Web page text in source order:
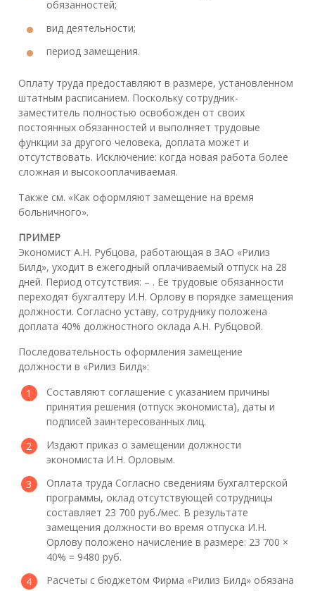
обязанностей;
вид деятельности;
период замещения.
Оплату труда предоставляют в размере, установленном
штатным расписанием. Поскольку сотрудник-
заместитель полностью освобожден от своих
постоянных обязанностей и выполняет трудовые
функции за другого человека, доплата может и
отсутствовать. Исключение: когда новая работа более
сложная и высокооплачиваемая.
Также см. «Как оформляют замещение на время
больничного».
ПРИМЕР
Экономист А.Н. Рубцова, работающая в ЗАО «Рилиз
Билд», уходит в ежегодный оплачиваемый отпуск на 28
дней. Период отсутствия: – . Ее трудовые обязанности
переходят бухгалтеру И.Н. Орлову в порядке замещения
должности. Согласно уставу, сотруднику положена
доплата 40% должностного оклада А.Н. Рубцовой.
Последовательность оформления замещение
должности в «Рилиз Билд»:
Составляют соглашение с указанием причины
принятия решения (отпуск экономиста), даты и
подписей заинтересованных лиц.
Издают приказ о замещении должности
экономиста И.Н. Орловым.
Оплата труда Согласно сведениям бухгалтерской
программы, оклад отсутствующей сотрудницы
составляет 23 700 руб./мес. В результате
замещения должности во время отпуска И.Н.
Орлову положено начисление в размере: 23 700 ×
40% = 9480 руб.
Расчеты с бюджетом Фирма «Рилиз Билд» обязана